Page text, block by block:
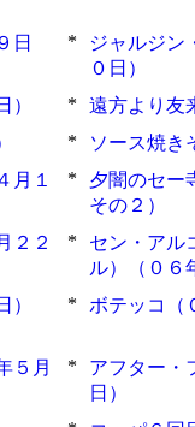
日
*
ジャルジン
０日）
） *
遠方より友
*
ソース焼き
月１
*
夕闇のセ
その２）
２２
*
セン・アル
ル）（０６
） * ボテッコ（
５月
*
アフター・
日）